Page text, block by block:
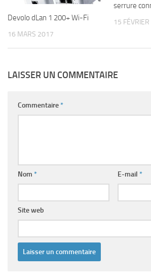
Devolo dLan 1 200+ Wi-Fi
16 MARS 2017
serrure
15
LAISSER UN COMMENTAIRE
Commentaire*
Nom * E-mail *
Site web